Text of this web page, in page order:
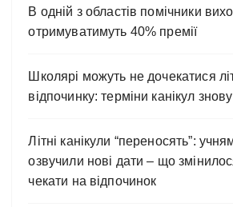
В одній з областів помічники
отримуватимуть 40% премії
Школярі можуть не дочекатися
відпочинку: терміни канікул
Літні канікули “переносять”:
озвучили нові дати – що
чекати на відпочинок